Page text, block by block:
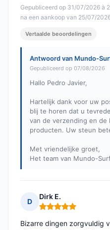
Gepubliceerd op 31/07/2026 à
na een aankoop van 25/07/
Vertaalde beoordelingen
Antwoord van Mundo-
Gepubliceerd op 07/08/2026
Hallo Pedro Javier,
Hartelijk dank voor uw
blij te horen dat u
van de verzending en de
producten. Uw steun
Met vriendelijke groet,
Het team van Mundo-
D
Dirk E.
Opmerking: 5 van 5
Bizarre dingen zorgvuldig